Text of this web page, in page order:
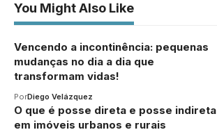
You Might Also Like
Vencendo a incontinência: pequenas
mudanças no dia a dia que
transformam vidas!
PorDiego Velázquez
O que é posse direta e posse indireta
em imóveis urbanos e rurais